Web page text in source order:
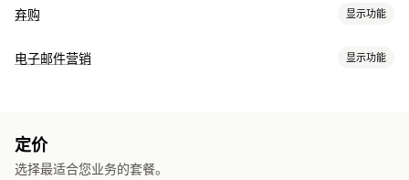
弃购 显示功能
弃购恢复
展示选项
电子邮件营销 显示功能
表单
购物车电子邮件 结账电子邮件
定价
选择最适合您业务的套餐。